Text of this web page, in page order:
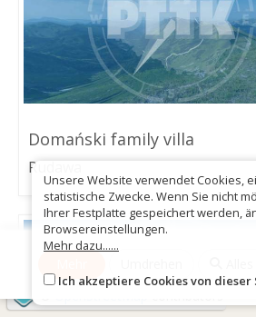
Domański family villa
Rudawa
Unsere Website verwendet Cookies,
statistische Zwecke. Wenn Sie nicht
Ihrer Festplatte gespeichert werden,
Browsereinstellungen.
Mehr dazu......
Ich akzeptiere Cookies von dieser